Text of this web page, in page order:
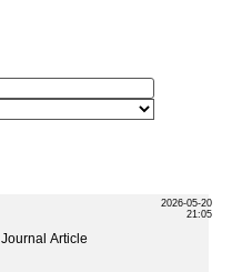
2026-05-20
21:05
Journal Article